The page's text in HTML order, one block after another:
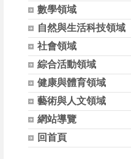
數學領域
自然與生活科技領域
社會領域
綜合活動領域
健康與體育領域
藝術與人文領域
網站導覽
回首頁